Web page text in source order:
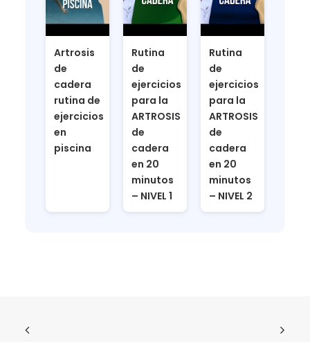
Artrosis
de
cadera
rutina de
ejercicios
en
piscina
Rutina
de
ejercicios
para la
ARTROSIS
de
cadera
en 20
minutos
– NIVEL 1
Rutina
de
ejercicios
para la
ARTROSIS
de
cadera
en 20
minutos
– NIVEL 2